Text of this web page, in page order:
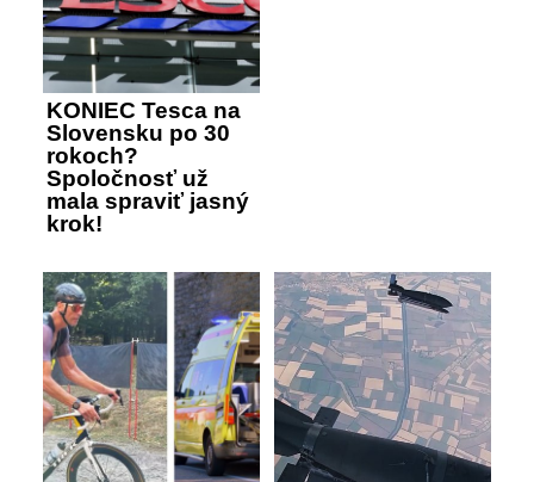
KONIEC Tesca na
Slovensku po 30
rokoch?
Spoločnosť už
mala spraviť jasný
krok!